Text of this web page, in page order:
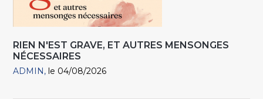
RIEN N'EST GRAVE, ET AUTRES MENSONGES
NÉCESSAIRES
ADMIN le 04/08/2026